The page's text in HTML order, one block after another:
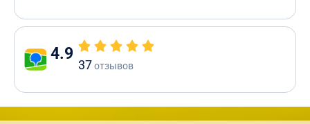
4.9
37отзывов